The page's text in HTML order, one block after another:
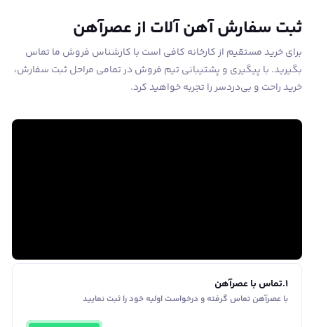
ثبت سفارش آهن آلات از عصرآهن
برای خرید مستقیم از کارخانه کافی است با کارشناس فروش ما تماس
بگیرید. با پیگیری و پشتیبانی تیم فروش در تمامی مراحل ثبت سفارش،
خرید راحت و بی‌دردسر را تجربه خواهید کرد.
1
.تماس با عصرآهن
با عصرآهن تماس گرفته و درخواست اولیه خود را ثبت نمایید